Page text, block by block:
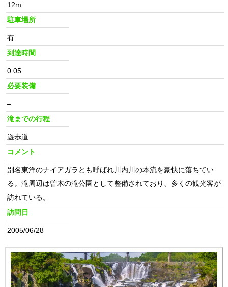
12m
駐車場所
有
到達時間
0:05
必要装備
–
滝までの行程
遊歩道
コメント
別名東洋のナイアガラとも呼ばれ川内川の本流を豪快に落ちてい
る。滝周辺は曽木の滝公園として整備されており、多くの観光客が
訪れている。
訪問日
2005/06/28